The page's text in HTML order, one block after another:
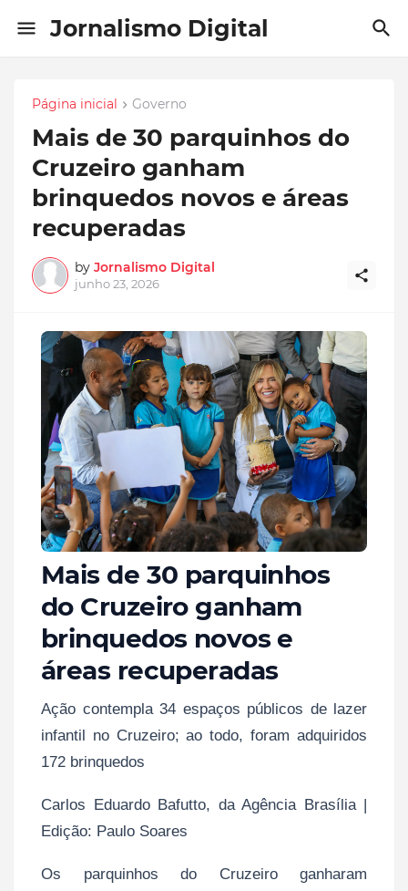
Jornalismo Digital
Página inicial Governo
Mais de 30 parquinhos do
Cruzeiro ganham
brinquedos novos e áreas
recuperadas
by Jornalismo Digital
junho 23, 2026
Mais de 30 parquinhos
do Cruzeiro ganham
brinquedos novos e
áreas recuperadas
Ação contempla 34 espaços públicos de lazer
infantil no Cruzeiro; ao todo, foram adquiridos
172 brinquedos
Carlos Eduardo Bafutto, da Agência Brasília |
Edição: Paulo Soares
Os parquinhos do Cruzeiro ganharam